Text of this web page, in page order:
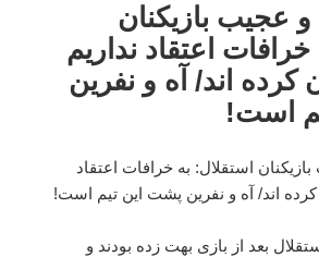
و عجیب بازیکنان
خرافات اعتقاد نداریم
کرده اند/ آه و نفرین
است!
استقلال: به خرافات اعتقاد
کرده اند/ آه و نفرین پشت این تیم است!
بعد از بازی بهت زده بودند و